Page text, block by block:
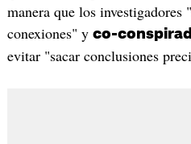
manera que los investigadores
conexiones" y co-
evitar "sacar conclusiones